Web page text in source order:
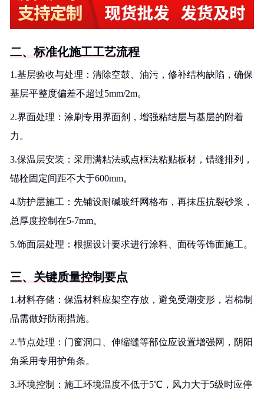
二、标准化施工工艺流程
1.基层验收与处理：清除空鼓、油污，修补结构缺陷，确保
基层平整度偏差不超过5mm/2m。
2.界面处理：涂刷专用界面剂，增强粘结层与基层的附着
力。
3.保温层安装：采用满粘法或点框法粘贴板材，错缝排列，
锚栓固定间距不大于600mm。
4.防护层施工：先铺设耐碱玻纤网格布，再抹压抗裂砂浆，
总厚度控制在5-7mm。
5.饰面层处理：根据设计要求进行涂料、面砖等饰面施工。
三、关键质量控制要点
1.材料存储：保温材料应架空存放，避免受潮变形，岩棉制
品需做好防雨措施。
2.节点处理：门窗洞口、伸缩缝等部位应设置增强网，阴阳
角采用专用护角条。
3.环境控制：施工环境温度不低于5℃，风力大于5级时应停